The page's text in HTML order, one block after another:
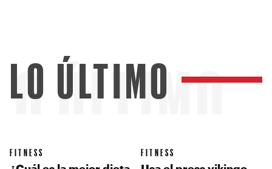
ÚLTIMO
LO ÚLTIMO
FITNESS FITNESS